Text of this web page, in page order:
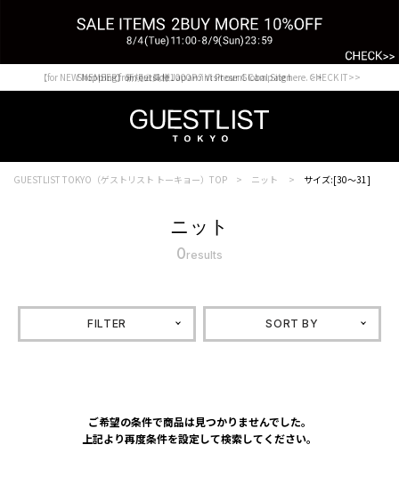
Shopping from outside Japan? Visit our Global Site here. >>
【for NEW MEMBER】新規会員様1000Point Present Campaign CHECK IT>>
GUESTLIST TOKYO（ゲストリスト トーキョー）TOP ニット サイズ:[30～31]
ニット
0results
FILTER SORT BY
ご希望の条件で商品は見つかりませんでした。
上記より再度条件を設定して検索してください。